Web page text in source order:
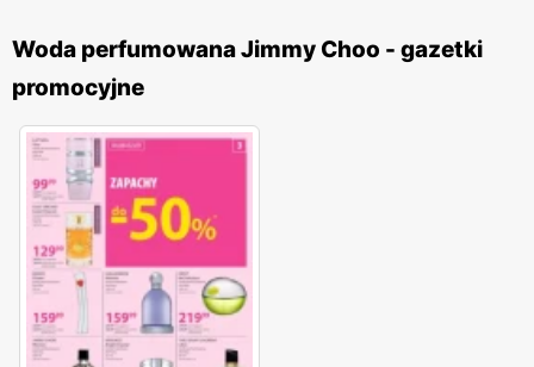
Woda perfumowana Jimmy Choo - gazetki
promocyjne